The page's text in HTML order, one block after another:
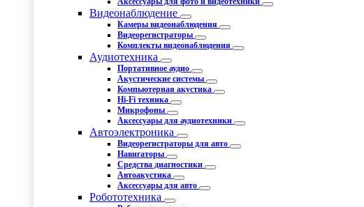
Видеонаблюдение
Камеры видеонаблюдения
Видеорегистраторы
Комплекты видеонаблюдения
Аудиотехника
Портативное аудио
Акустические системы
Компьютерная акустика
Hi-Fi техника
Микрофоны
Аксессуары для аудиотехники
Автоэлектроника
Видеорегистраторы для авто
Навигаторы
Средства диагностики
Автоакустика
Аксессуары для авто
Робототехника